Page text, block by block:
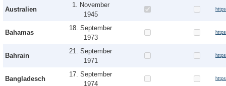
Australien
1. November
1945
Bahamas
18. September
1973
Bahrain
21. September
1971
Bangladesch
17. September
1974